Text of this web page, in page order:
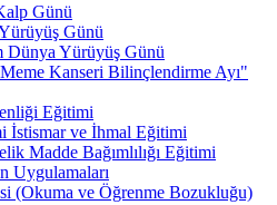
Günü
Günü
Dünya Yürüyüş Günü
Kanseri Bilinçlendirme Ayı"
Eğitimi
İstismar ve İhmal Eğitimi
Madde Bağımlılığı Eğitimi
Uygulamaları
(Okuma ve Öğrenme Bozukluğu)